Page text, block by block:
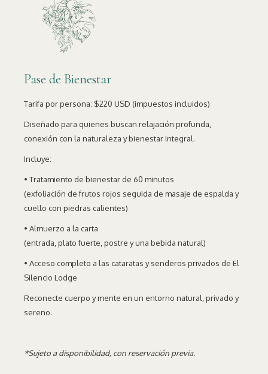
Pase de Bienestar
Tarifa por persona: $220 USD (impuestos incluidos)
Diseñado para quienes buscan relajación profunda,
conexión con la naturaleza y bienestar integral.
Incluye:
• Tratamiento de bienestar de 60 minutos
(exfoliación de frutos rojos seguida de masaje de espalda y
cuello con piedras calientes)
• Almuerzo a la carta
(entrada, plato fuerte, postre y una bebida natural)
• Acceso completo a las cataratas y senderos privados de El
Silencio Lodge
Reconecte cuerpo y mente en un entorno natural, privado y
sereno.
*Sujeto a disponibilidad, con reservación previa.